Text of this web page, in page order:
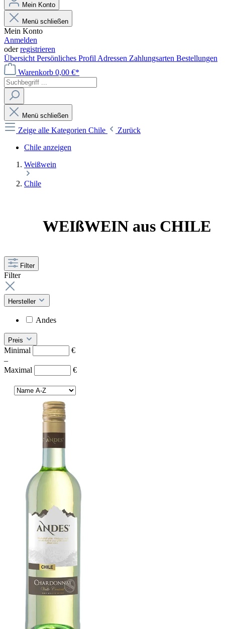
Mein Konto
Menü schließen
Mein Konto
Anmelden
oderregistrieren
Übersicht Persönliches Profil Adressen Zahlungsarten Bestellungen
Warenkorb 0,00 €*
Menü schließen
Zeige alle Kategorien Chile
Zurück
Chile anzeigen
Weißwein
Chile
WEIßWEIN aus CHILE
Filter
Filter
Hersteller
Andes
Preis
Minimal
€
–
Maximal
€